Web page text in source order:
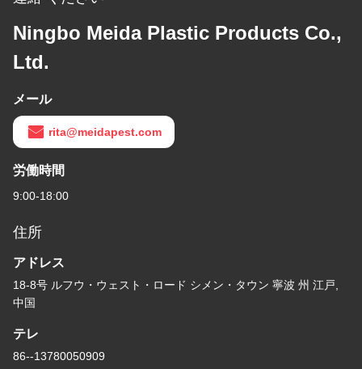
Ningbo Meida Plastic Products Co.,
Ltd.
メール
rita@meidapest.com
労働時間
9:00-18:00
住所
アドレス
18-8号 ルフウ・ウェスト・ロード シメン・タウン 寧波 州 江戸,
中国
テレ
86--13780050909